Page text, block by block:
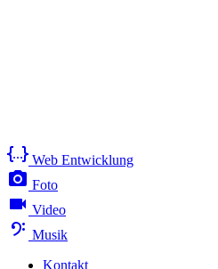
Web Entwicklung
Foto
Video
Musik
Kontakt